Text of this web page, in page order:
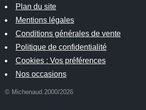
Plan du site
Mentions légales
Conditions générales de vente
Politique de confidentialité
Cookies : Vos préférences
Nos occasions
© Michenaud 2000/2026